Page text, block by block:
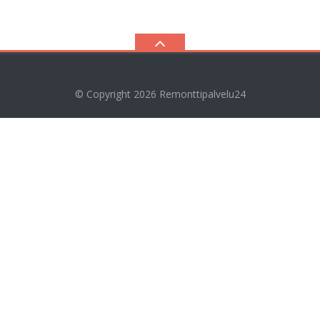
© Copyright 2026 Remonttipalvelu24